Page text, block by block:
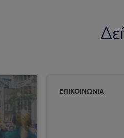
ΕΠΙΚΟΙΝΩΝΙΑ